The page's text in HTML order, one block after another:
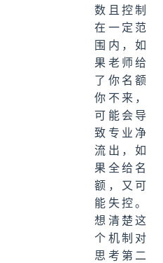
数且控制
在一定范
围内，如
果老师给
了你名额
你不来，
可能会导
致专业净
流出，如
果全给名
额，又可
能失控。
想清楚这
个机制对
思考第二